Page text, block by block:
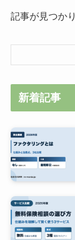
記事が見つか
新着記事